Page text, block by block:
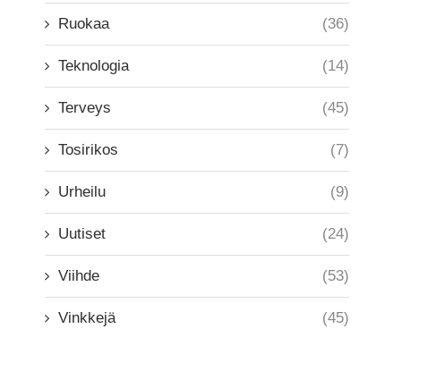
Ruokaa (36)
Teknologia (14)
Terveys (45)
Tosirikos (7)
Urheilu (9)
Uutiset (24)
Viihde (53)
Vinkkejä (45)